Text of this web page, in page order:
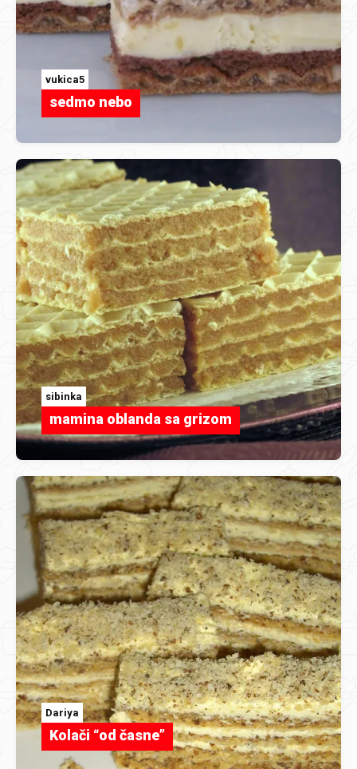
vukica5
sedmo nebo
sibinka
mamina oblanda sa grizom
Dariya
Kolači “od časne”